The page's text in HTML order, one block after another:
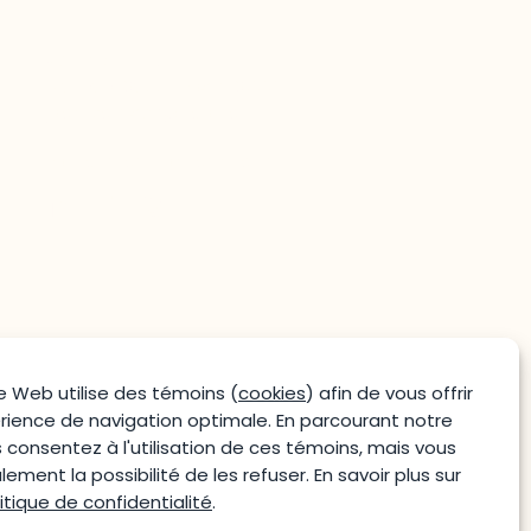
Web utilise des témoins (cookies) afin de vous offrir
de navigation optimale. En parcourant notre
consentez à l'utilisation de ces témoins, mais vous
la possibilité de les refuser. En savoir plus sur
de confidentialité.